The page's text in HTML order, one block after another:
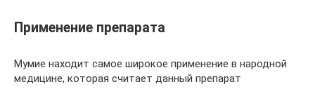
Применение препарата
Мумие находит самое широкое применение в народной
медицине, которая считает данный препарат